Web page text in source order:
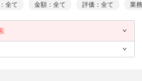
全て 金額：全て 評価：全て 業